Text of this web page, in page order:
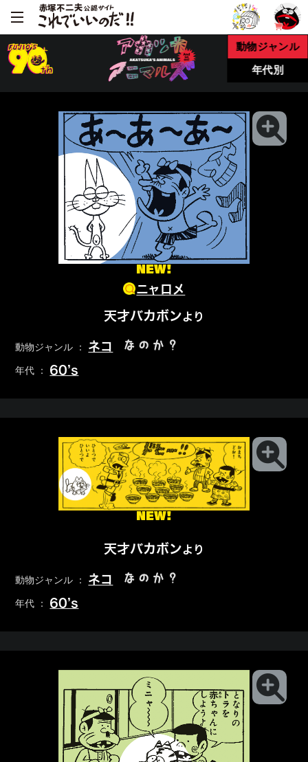
動物ジャンル
年代別
NEW!
ニャロメ
天才バカボンより
動物ジャンル ： ネコ なのか？
年代 ： 60’s
NEW!
天才バカボンより
動物ジャンル ： ネコ なのか？
年代 ： 60’s